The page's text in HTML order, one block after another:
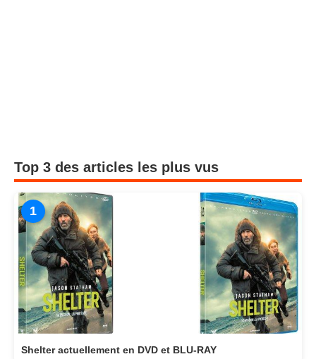
Top 3 des articles les plus vus
1
Shelter actuellement en DVD et BLU-RAY